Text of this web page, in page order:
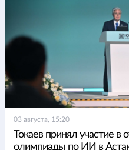
03 августа, 15:20
Токаев принял участие
олимпиады по ИИ в